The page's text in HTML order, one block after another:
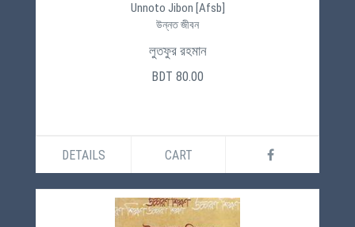
Unnoto Jibon [Afsb]
উন্নত জীবন
লুতফুর রহমান
BDT 80.00
DETAILS CART